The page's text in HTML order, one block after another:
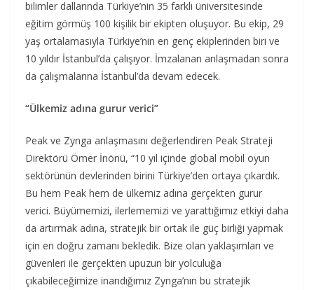
bilimler dallarında Türkiye’nin 35 farklı üniversitesinde
eğitim görmüş 100 kişilik bir ekipten oluşuyor. Bu ekip, 29
yaş ortalamasıyla Türkiye’nin en genç ekiplerinden biri ve
10 yıldır İstanbul’da çalışıyor. İmzalanan anlaşmadan sonra
da çalışmalarına İstanbul’da devam edecek.
“Ülkemiz adına gurur verici”
Peak ve Zynga anlaşmasını değerlendiren Peak Strateji
Direktörü Ömer İnönü, “10 yıl içinde global mobil oyun
sektörünün devlerinden birini Türkiye’den ortaya çıkardık.
Bu hem Peak hem de ülkemiz adına gerçekten gurur
verici. Büyümemizi, ilerlememizi ve yarattığımız etkiyi daha
da artırmak adına, stratejik bir ortak ile güç birliği yapmak
için en doğru zamanı bekledik. Bize olan yaklaşımları ve
güvenleri ile gerçekten upuzun bir yolculuğa
çıkabileceğimize inandığımız Zynga’nın bu stratejik